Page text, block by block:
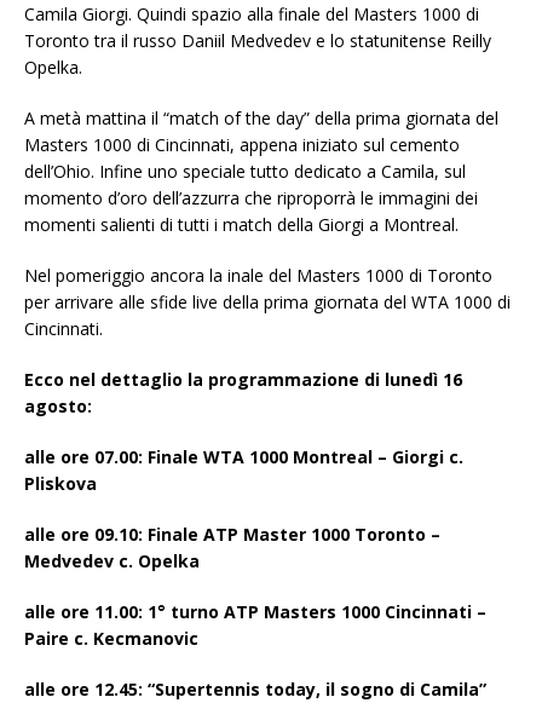
Camila Giorgi. Quindi spazio alla finale del Masters 1000 di
Toronto tra il russo Daniil Medvedev e lo statunitense Reilly
Opelka.
A metà mattina il “match of the day” della prima giornata del
Masters 1000 di Cincinnati, appena iniziato sul cemento
dell’Ohio. Infine uno speciale tutto dedicato a Camila, sul
momento d’oro dell’azzurra che riproporrà le immagini dei
momenti salienti di tutti i match della Giorgi a Montreal.
Nel pomeriggio ancora la inale del Masters 1000 di Toronto
per arrivare alle sfide live della prima giornata del WTA 1000 di
Cincinnati.
Ecco nel dettaglio la programmazione di lunedì 16
agosto:
alle ore 07.00: Finale WTA 1000 Montreal – Giorgi c.
Pliskova
alle ore 09.10: Finale ATP Master 1000 Toronto –
Medvedev c. Opelka
alle ore 11.00: 1° turno ATP Masters 1000 Cincinnati –
Paire c. Kecmanovic
alle ore 12.45: “Supertennis today, il sogno di Camila”